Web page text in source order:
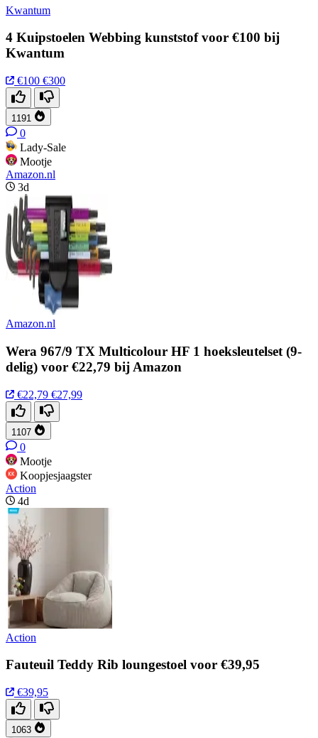
Kwantum
4 Kuipstoelen Webbing kunststof voor €100 bij
Kwantum
€100 €300
1191
0
Lady-Sale
Mootje
Amazon.nl
3d
Amazon.nl
Wera 967/9 TX Multicolour HF 1 hoeksleutelset (9-
delig) voor €22,79 bij Amazon
€22,79 €27,99
1107
0
Mootje
Koopjesjaagster
Action
4d
Action
Fauteuil Teddy Rib loungestoel voor €39,95
€39,95
1063